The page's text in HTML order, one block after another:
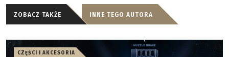
ZOBACZ TAKŻE INNE TEGO AUTORA
CZĘŚCI I AKCESORIA